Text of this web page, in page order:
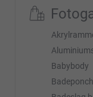
Babybody